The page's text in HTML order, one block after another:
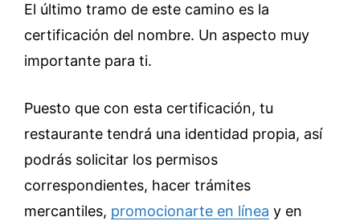
El último tramo de este camino es la
certificación del nombre. Un aspecto muy
importante para ti.
Puesto que con esta certificación, tu
restaurante tendrá una identidad propia, así
podrás solicitar los permisos
correspondientes, hacer trámites
mercantiles, promocionarte en línea y en